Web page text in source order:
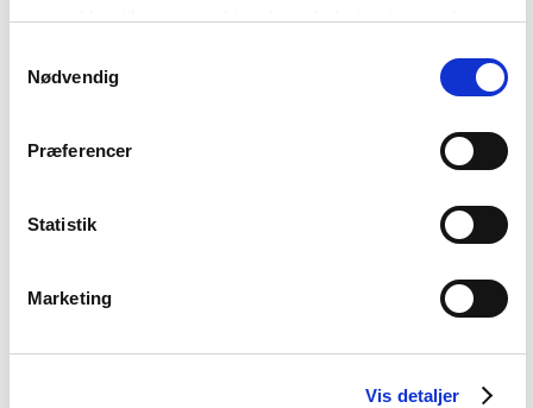
samtykker til vores cookies, hvis du fortsætter med at
Nødvendig
Præferencer
Statistik
Marketing
Vis detaljer
2017
2016
2014